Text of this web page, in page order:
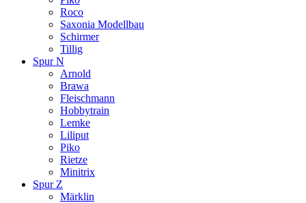
Roco
Saxonia Modellbau
Schirmer
Tillig
Spur N
Arnold
Brawa
Fleischmann
Hobbytrain
Lemke
Liliput
Piko
Rietze
Minitrix
Spur Z
Märklin